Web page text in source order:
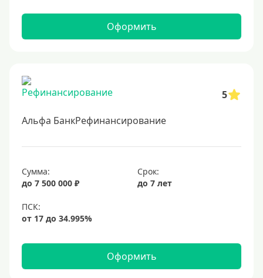
Оформить
5
Альфа БанкРефинансирование
Сумма:
до 7 500 000 ₽
Срок:
до 7 лет
Оформить